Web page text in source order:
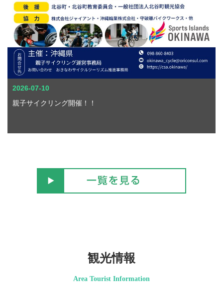
2026-07-10
親子サイクリング開催！！
観光情報
Area Tourist Information